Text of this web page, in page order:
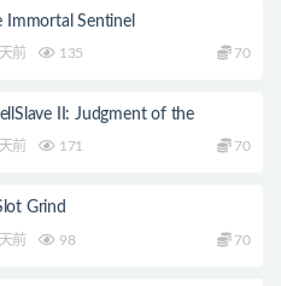
Sentinel
前 135 70
II: Judgment of the
前 171 70
Grind
前 98 70